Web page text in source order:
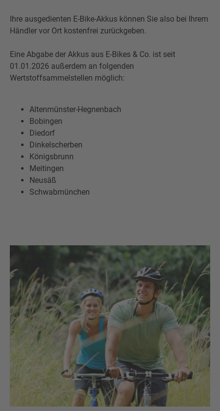
Ihre ausgedienten E-Bike-Akkus können Sie also bei Ihrem
Händler vor Ort kostenfrei zurückgeben.
Eine Abgabe der Akkus aus E-Bikes & Co. ist seit
01.01.2026 außerdem an folgenden
Wertstoffsammelstellen möglich:
Altenmünster-Hegnenbach
Bobingen
Diedorf
Dinkelscherben
Königsbrunn
Meitingen
Neusäß
Schwabmünchen